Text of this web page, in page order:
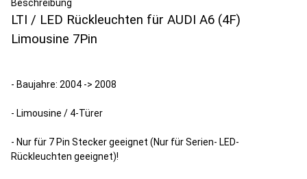
Beschreibung
LTI / LED Rückleuchten für AUDI A6 (4F)
Limousine 7Pin
- Baujahre: 2004 -> 2008
- Limousine / 4-Türer
- Nur für 7 Pin Stecker geeignet (Nur für Serien- LED-
Rückleuchten geeignet)!